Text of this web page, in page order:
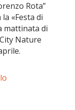
Rota”
«Festa di
mattinata di
Nature